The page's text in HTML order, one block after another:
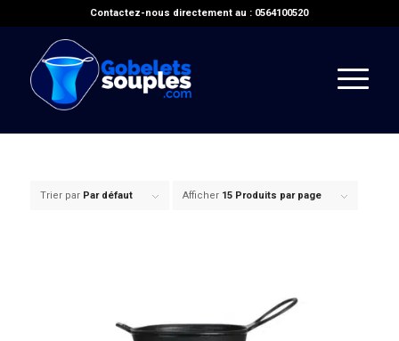
Contactez-nous directement au : 0564100520
Trier par Par défaut Afficher 15 Produits par page